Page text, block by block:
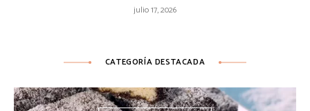
julio 17, 2026
CATEGORÍA DESTACADA